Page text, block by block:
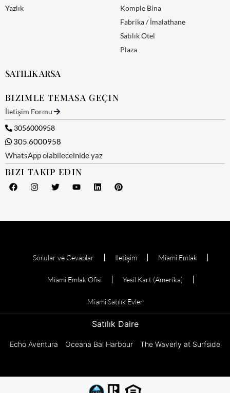
Yazlık
Komple Bina
Fabrika / İmalathane
Satılık Otel
Plaza
SATILIK ARSA
BIZIMLE TEMASA GEÇIN
İletişim Formu
3056000958
305 6000958
WhatsApp olabileceinide yaz
BIZI TAKIP EDIN
Sorular ve Cevaplar Iletişim Miami Emlak
Miami Emlak Ofisi Yesil Kart (Amerika)
Miami Satılık Evler
Satılık Daire
Echo Aventura Oceana Bal Harbour The Waverly at Surfside